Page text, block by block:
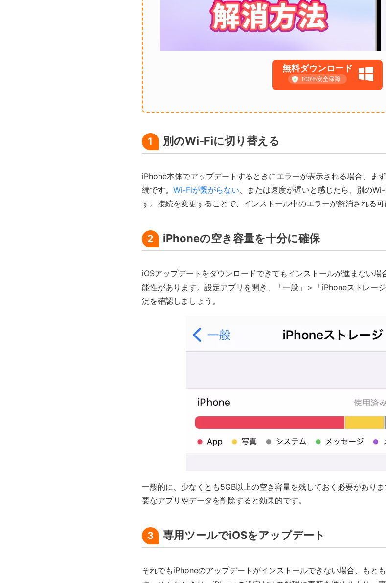
無料ダウンロード
1 別のWi-Fiに切り替える
iPhone本体でアップデートするときにエラーが表示される場合、ま
続です。 Wi-Fiが繋がらない 、または速度が遅いと感じたら、別の
す。接続を変更することで、インストール中のエラーが解消される可
2 iPhoneの空き容量を十分に確保
iOSアップデートをダウンロードできてもインストールが進まない
能性があります。設定アプリを開き、「一般」＞「iPhoneストレー
況を確認しましょう。
一般的に、少なくとも5GB以上の空き容量を残しておく必要がありま
要なアプリやデータを削除すると効果的です。
3 専用ツールでiOSをアップデート
それでもiPhoneのアップデートがインストールできない場合、もと